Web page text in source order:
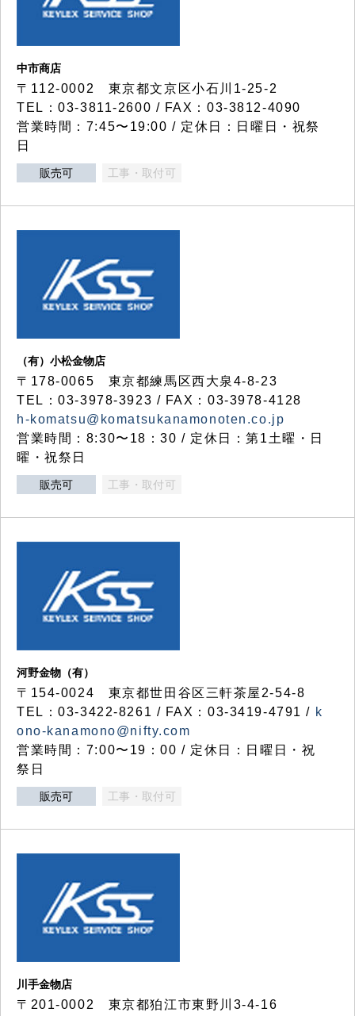
中市商店
〒112-0002 東京都文京区小石川1-25-2
TEL：03-3811-2600 / FAX：03-3812-4090
営業時間：7:45〜19:00 / 定休日：日曜日・祝祭
日
販売可 工事・取付可
（有）小松金物店
〒178-0065 東京都練馬区西大泉4-8-23
TEL：03-3978-3923 / FAX：03-3978-4128
h-komatsu@komatsukanamonoten.co.jp
営業時間：8:30〜18：30 / 定休日：第1土曜・日
曜・祝祭日
販売可 工事・取付可
河野金物（有）
〒154-0024 東京都世田谷区三軒茶屋2-54-8
TEL：03-3422-8261 / FAX：03-3419-4791 / k
ono-kanamono@nifty.com
営業時間：7:00〜19：00 / 定休日：日曜日・祝
祭日
販売可 工事・取付可
川手金物店
〒201-0002 東京都狛江市東野川3-4-16